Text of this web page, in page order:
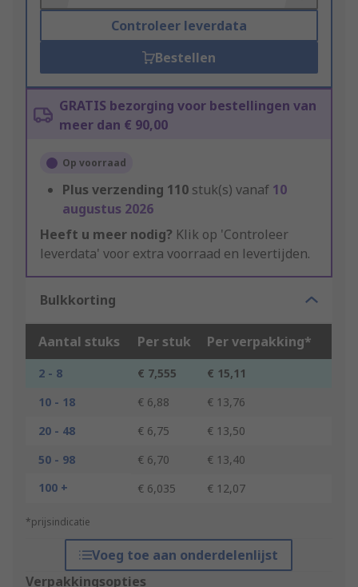
Controleer leverdata
Bestellen
GRATIS bezorging voor bestellingen van
meer dan € 90,00
Op voorraad
Plus verzending 110 stuk(s) vanaf 10
augustus 2026
Heeft u meer nodig? Klik op 'Controleer
leverdata' voor extra voorraad en levertijden.
Bulkkorting
Aantal stuks Per stuk Per verpakking*
2 - 8 € 7,555
€ 15,11
10 - 18
€ 6,88
€ 13,76
20 - 48
€ 6,75
€ 13,50
50 - 98
€ 6,70
€ 13,40
100 +
€ 6,035 € 12,07
*prijsindicatie
Voeg toe aan onderdelenlijst
Verpakkingsopties